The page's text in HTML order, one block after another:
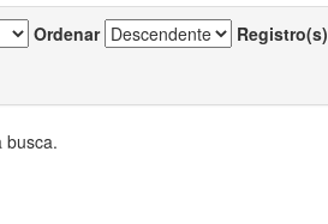
Ordenar Registro(s)
busca.